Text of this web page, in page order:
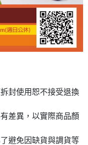
封使用恕不接受退換
差異，以實際商品顏
避免因缺貨與調貨等